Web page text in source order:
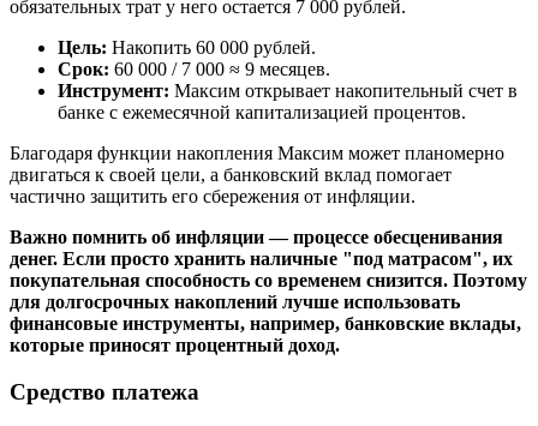
обязательных трат у него остается 7 000 рублей.
Цель: Накопить 60 000 рублей.
Срок: 60 000 / 7 000 ≈ 9 месяцев.
Инструмент: Максим открывает накопительный счет в
банке с ежемесячной капитализацией процентов.
Благодаря функции накопления Максим может планомерно
двигаться к своей цели, а банковский вклад помогает
частично защитить его сбережения от инфляции.
Важно помнить об инфляции — процессе обесценивания
денег. Если просто хранить наличные "под матрасом", их
покупательная способность со временем снизится. Поэтому
для долгосрочных накоплений лучше использовать
финансовые инструменты, например, банковские вклады,
которые приносят процентный доход.
Средство платежа